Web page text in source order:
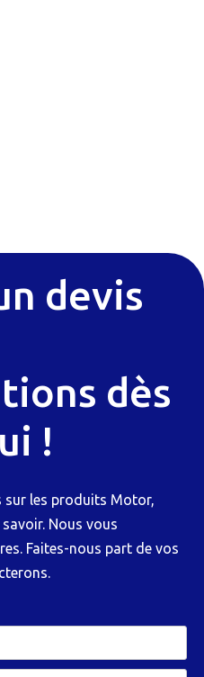
devis
dès
!
sur les produits Motor,
Nous vous
Faites-nous part de vos